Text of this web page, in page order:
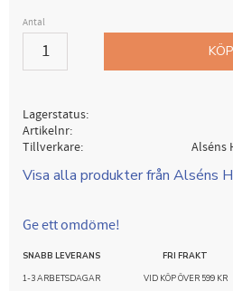
Antal
KÖP
Lagerstatus
Artikelnr
Tillverkare
Alséns
Visa alla produkter från Alséns
Ge ett omdöme!
SNABB LEVERANS
1-3 ARBETSDAGAR
FRI FRAKT
VID KÖP ÖVER 599 KR